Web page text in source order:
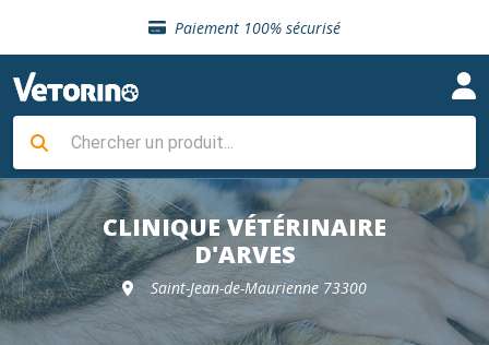
Paiement 100% sécurisé
Livraison gratuite en clinique vétérinaire
Sélection de croquettes vétérinaire
Livraison gratuite en clinique vétérinaire
Retour gratuit en clinique
Sélection de croquettes vétérinaire
CLINIQUE VÉTÉRINAIRE
D'ARVES
Saint-Jean-de-Maurienne 73300